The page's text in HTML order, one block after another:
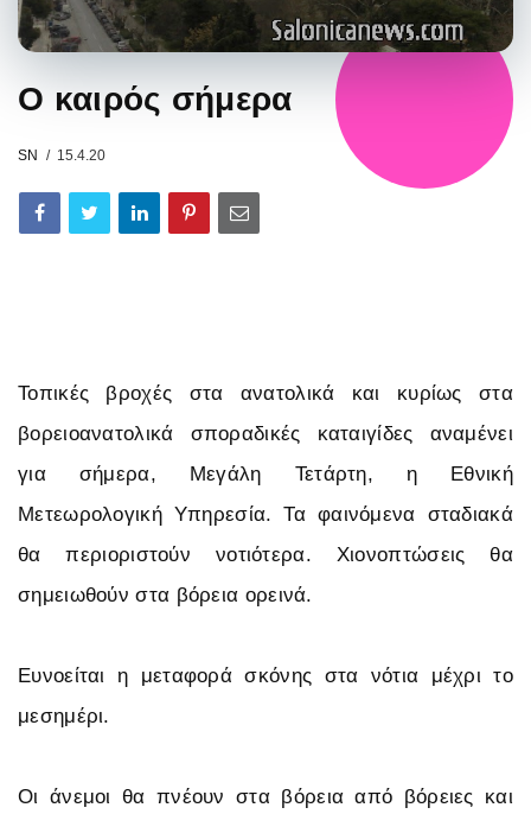
Ο καιρός σήμερα
SN 15.4.20
Τοπικές βροχές στα ανατολικά και κυρίως στα
βορειοανατολικά σποραδικές καταιγίδες αναμένει
για σήμερα, Μεγάλη Τετάρτη, η Εθνική
Μετεωρολογική Υπηρεσία. Τα φαινόμενα σταδιακά
θα περιοριστούν νοτιότερα. Χιονοπτώσεις θα
σημειωθούν στα βόρεια ορεινά.
Ευνοείται η μεταφορά σκόνης στα νότια μέχρι το
μεσημέρι.
Οι άνεμοι θα πνέουν στα βόρεια από βόρειες και